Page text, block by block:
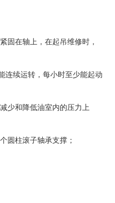
固在轴上，在起吊维修时，
连续运转，每小时至少能起动
少和降低油室内的压力上
圆柱滚子轴承支撑；